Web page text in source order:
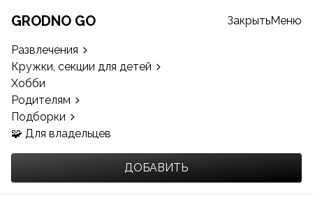
GRODNO GO
Развлечения
Кружки, секции для детей
Хобби
Родителям
Подборки
🧩 Для владельцев
ДОБАВИТЬ
ЗакрытьМеню